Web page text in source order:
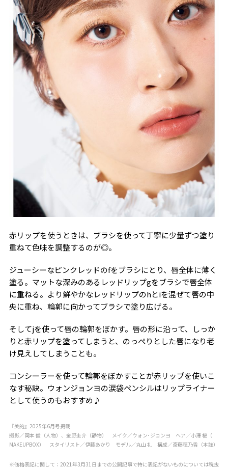
赤リップを使うときは、ブラシを使って丁寧に少量ずつ塗り
重ねて色味を調整するのが◎。
ジューシーなピンクレッドのfをブラシにとり、唇全体に薄く
塗る。マットな深みのあるレッドリップgをブラシで唇全体
に重ねる。より鮮やかなレッドリップのhとiを混ぜて唇の中
央に重ね、輪郭に向かってブラシで塗り広げる。
そしてjを使って唇の輪郭をぼかす。唇の形に沿って、しっか
りと赤リップを塗ってしまうと、のっぺりとした唇になり老
け見えしてしまうことも。
コンシーラーを使って輪郭をぼかすことが赤リップを使いこ
なす秘訣。ウォンジョンヨの涙袋ペンシルはリップライナー
として使うのもおすすめ♪
『美的』2025年6月号掲載
撮影／岡本 俊（人物）、金野圭介（静物） メイク／ウォン･ジョンヨ ヘア／小澤 桜（
MAKEUPBOX） スタイリスト／伊藤あかり モデル／丸山 礼 構成／斎藤穂乃香（本誌）
※価格表記に関して：2021年3月31日までの公開記事で特に表記がないものについては税抜